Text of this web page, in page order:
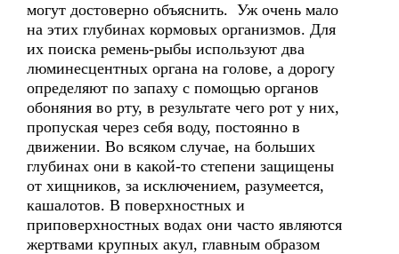
могут достоверно объяснить. Уж очень мало
на этих глубинах кормовых организмов. Для
их поиска ремень-рыбы используют два
люминесцентных органа на голове, а дорогу
определяют по запаху с помощью органов
обоняния во рту, в результате чего рот у них,
пропуская через себя воду, постоянно в
движении. Во всяком случае, на больших
глубинах они в какой-то степени защищены
от хищников, за исключением, разумеется,
кашалотов. В поверхностных и
приповерхностных водах они часто являются
жертвами крупных акул, главным образом